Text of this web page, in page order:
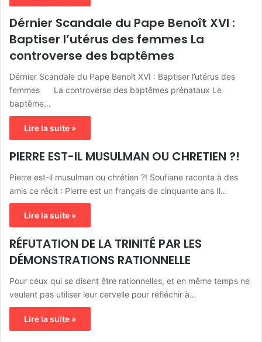
Dérnier Scandale du Pape Benoît XVI :
Baptiser l’utérus des femmes La
controverse des baptêmes
Dérnier Scandale du Pape Benoît XVI : Baptiser l’utérus des
femmes La controverse des baptêmes prénataux Le
baptême…
Lire la suite »
PIERRE EST-IL MUSULMAN OU CHRETIEN ?!
Pierre est-il musulman ou chrétien ?! Soufiane raconta à des
amis ce récit : Pierre est un français de cinquante ans Il…
Lire la suite »
RÉFUTATION DE LA TRINITÉ PAR LES
DÉMONSTRATIONS RATIONNELLE
Pour ceux qui se disent être rationnelles, et en même temps ne
veulent pas utiliser leur cervelle pour réfléchir à…
Lire la suite »